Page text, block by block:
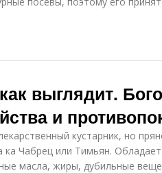
выглядит.
и
кустарник, но
ка Чабрец или Тимьян.
масла, жиры, дубильные